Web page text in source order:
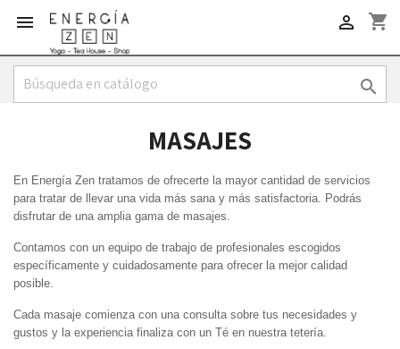
 shopping_cart


MASAJES
En Energía Zen tratamos de ofrecerte la mayor cantidad de servicios
para tratar de llevar una vida más sana y más satisfactoria. Podrás
disfrutar de una amplia gama de masajes.
Contamos con un equipo de trabajo de profesionales escogidos
específicamente y cuidadosamente para ofrecer la mejor calidad
posible.
Cada masaje comienza con una consulta sobre tus necesidades y
gustos y la experiencia finaliza con un Té en nuestra tetería.